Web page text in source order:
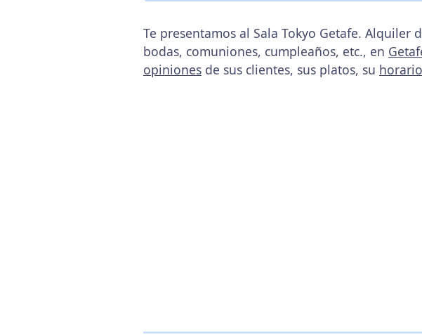
Te presentamos al Sala Tokyo Getafe.
bodas, comuniones, cumpleaños, etc., en
opiniones de sus clientes, sus platos, su horario